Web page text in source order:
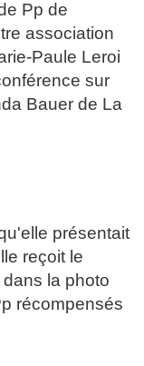
Pp de
association
Paule Leroi
sur
Bauer de La
présentait
reçoit le
la photo
récompensés